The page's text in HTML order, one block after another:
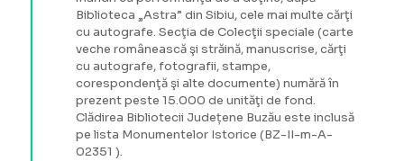
Biblioteca „Astra” din Sibiu, cele mai multe cărţi
cu autografe. Secţia de Colecţii speciale (carte
veche românească şi străină, manuscrise, cărţi
cu autografe, fotografii, stampe,
corespondenţă şi alte documente) numără în
prezent peste 15.000 de unităţi de fond.
Clădirea Bibliotecii Județene Buzău este inclusă
pe lista Monumentelor Istorice (BZ-II-m-A-
02351 ).